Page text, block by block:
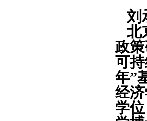
刘
北
政
可
年”
经
学位